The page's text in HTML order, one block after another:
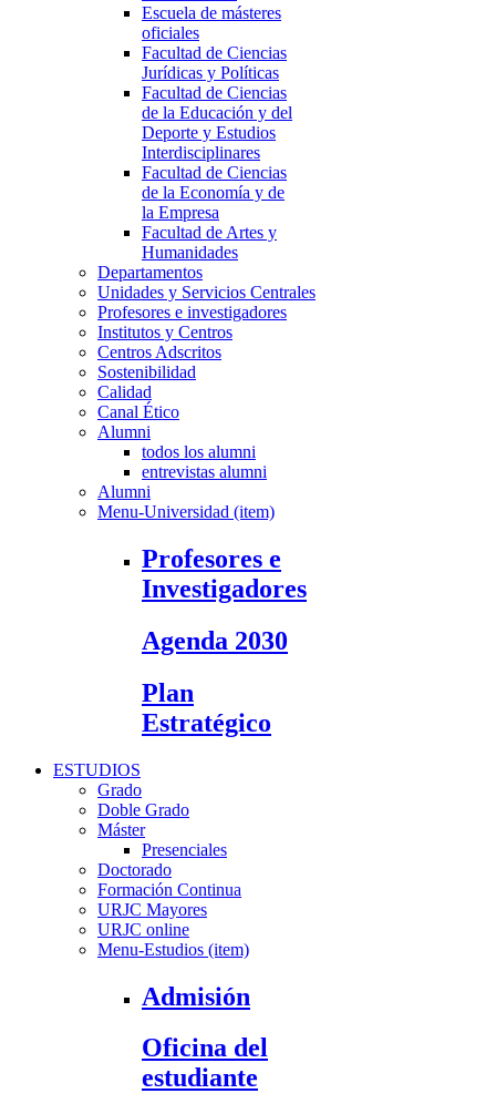
Escuela de másteres
oficiales
Facultad de Ciencias
Jurídicas y Políticas
Facultad de Ciencias
de la Educación y del
Deporte y Estudios
Interdisciplinares
Facultad de Ciencias
de la Economía y de
la Empresa
Facultad de Artes y
Humanidades
Departamentos
Unidades y Servicios Centrales
Profesores e investigadores
Institutos y Centros
Centros Adscritos
Sostenibilidad
Calidad
Canal Ético
Alumni
todos los alumni
entrevistas alumni
Alumni
Menu-Universidad (item)
Profesores e
Investigadores
Agenda 2030
Plan
Estratégico
ESTUDIOS
Grado
Doble Grado
Máster
Presenciales
Doctorado
Formación Continua
URJC Mayores
URJC online
Menu-Estudios (item)
Admisión
Oficina del
estudiante